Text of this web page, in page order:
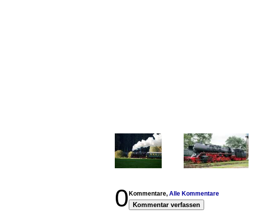
0 Kommentare, Alle Kommentare
Kommentar verfassen